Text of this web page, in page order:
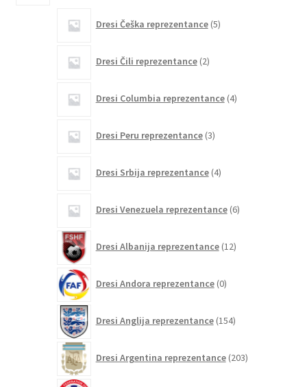
Dresi Češka reprezentance 5izdelkov
Dresi Čili reprezentance 2izdelka
Dresi Columbia reprezentance 4izdelki
Dresi Peru reprezentance 3izdelki
Dresi Srbija reprezentance 4izdelki
Dresi Venezuela reprezentance 6izdelkov
Dresi Albanija reprezentance 12izdelkov
Dresi Andora reprezentance 0izdelkov
Dresi Anglija reprezentance 154izdelkov
Dresi Argentina reprezentance 203izdelki